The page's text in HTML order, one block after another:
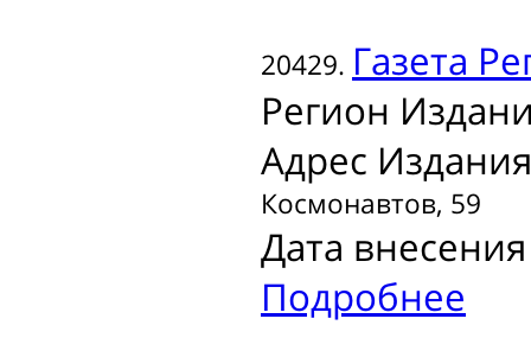
20429. Газета
Регион
Адрес
Космонавтов, 59
Дата
Подробнее